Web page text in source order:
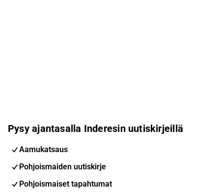
Pysy ajantasalla Inderesin uutiskirjeillä
Aamukatsaus
Pohjoismaiden uutiskirje
Pohjoismaiset tapahtumat